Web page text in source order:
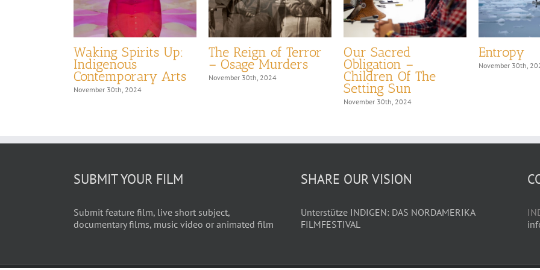
Waking Spirits Up:
Indigenous
Contemporary Arts
November 30th, 2024
The Reign of Terror
– Osage Murders
November 30th, 2024
Our Sacred
Obligation –
Children Of The
Setting Sun
November 30th, 2024
Entropy
November 30th,
SUBMIT YOUR FILM
Submit feature film, live short subject,
documentary films, music video or animated film
SHARE OUR VISION
Unterstütze INDIGEN: DAS NORDAMERIKA
FILMFESTIVAL